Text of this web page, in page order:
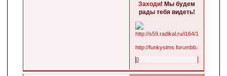
Заходи! Мы будем
рады тебя видеть!
http://funkysims.forumbb.ru/
0